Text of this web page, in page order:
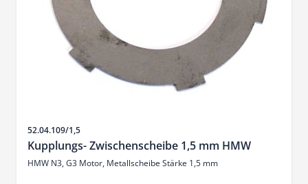
SKU
52.04.109/1,5
Kupplungs- Zwischenscheibe 1,5 mm HMW
HMW N3, G3 Motor, Metallscheibe Stärke 1,5 mm